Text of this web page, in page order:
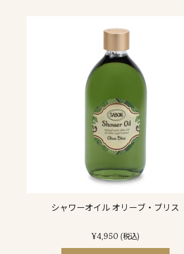
シャワーオイル オリーブ・ブリス
¥4,950 (税込)